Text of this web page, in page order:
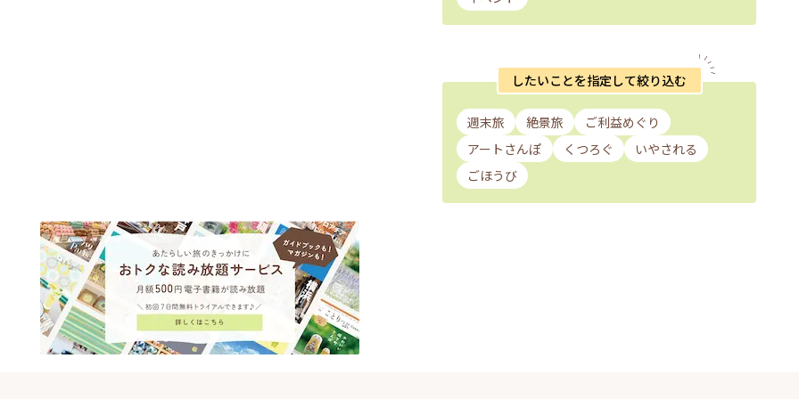
したいことを指定して絞り込む
週末旅 絶景旅
ご利益めぐり
アートさんぽ
くつろぐ
いやされる
ごほうび